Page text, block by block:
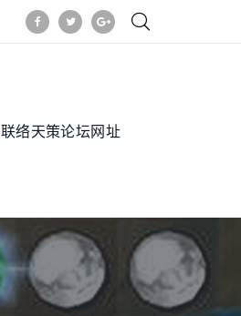
联络天策论坛网址